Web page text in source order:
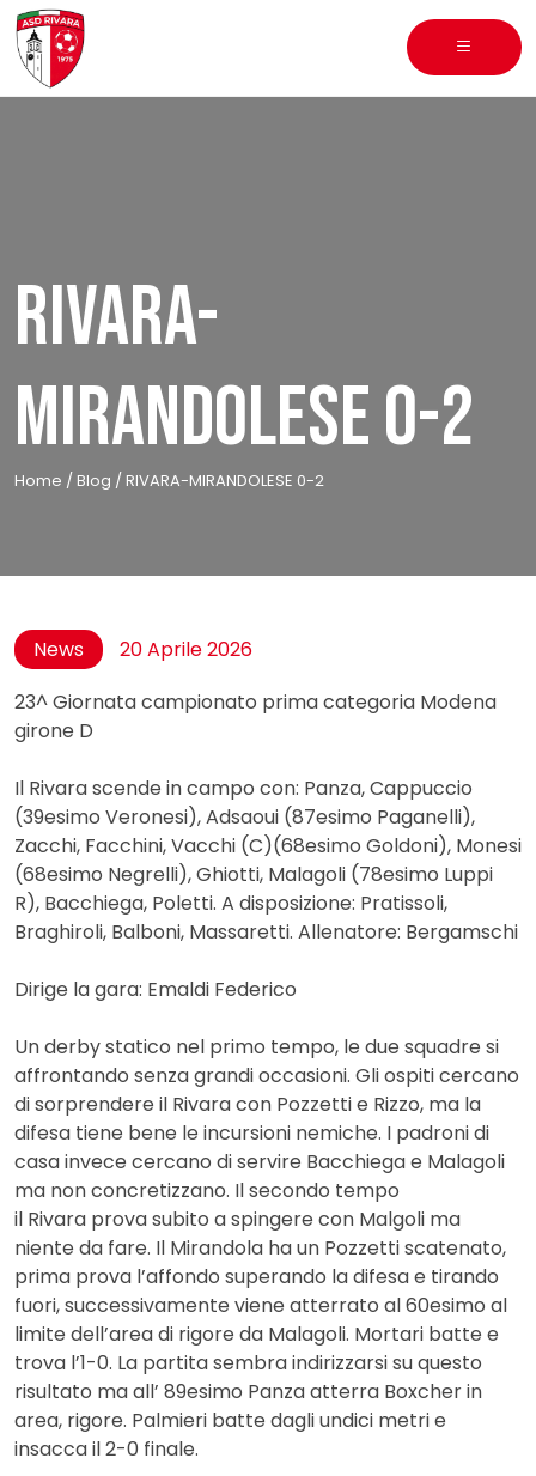
Skip
to
content
RIVARA-
MIRANDOLESE 0-2
Home /Blog /RIVARA-MIRANDOLESE 0-2
News
20 Aprile 2026
23^ Giornata campionato prima categoria Modena
girone D
Il Rivara scende in campo con: Panza, Cappuccio
(39esimo Veronesi), Adsaoui (87esimo Paganelli),
Zacchi, Facchini, Vacchi (C)(68esimo Goldoni), Monesi
(68esimo Negrelli), Ghiotti, Malagoli (78esimo Luppi
R), Bacchiega, Poletti. A disposizione: Pratissoli,
Braghiroli, Balboni, Massaretti. Allenatore: Bergamschi
Dirige la gara: Emaldi Federico
Un derby statico nel primo tempo, le due squadre si
affrontando senza grandi occasioni. Gli ospiti cercano
di sorprendere il Rivara con Pozzetti e Rizzo, ma la
difesa tiene bene le incursioni nemiche. I padroni di
casa invece cercano di servire Bacchiega e Malagoli
ma non concretizzano. Il secondo tempo
il Rivara prova subito a spingere con Malgoli ma
niente da fare. Il Mirandola ha un Pozzetti scatenato,
prima prova l’affondo superando la difesa e tirando
fuori, successivamente viene atterrato al 60esimo al
limite dell’area di rigore da Malagoli. Mortari batte e
trova l’1-0. La partita sembra indirizzarsi su questo
risultato ma all’ 89esimo Panza atterra Boxcher in
area, rigore. Palmieri batte dagli undici metri e
insacca il 2-0 finale.